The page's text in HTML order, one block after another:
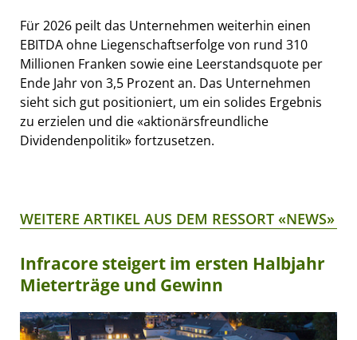
Für 2026 peilt das Unternehmen weiterhin einen
EBITDA ohne Liegenschaftserfolge von rund 310
Millionen Franken sowie eine Leerstandsquote per
Ende Jahr von 3,5 Prozent an. Das Unternehmen
sieht sich gut positioniert, um ein solides Ergebnis
zu erzielen und die «aktionärsfreundliche
Dividendenpolitik» fortzusetzen.
WEITERE ARTIKEL AUS DEM RESSORT «NEWS»
Infracore steigert im ersten Halbjahr
Mieterträge und Gewinn